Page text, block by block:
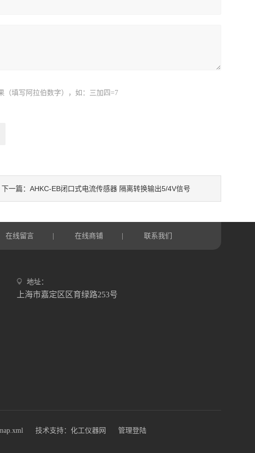
（填写阿拉伯数字），如：三加四=7
下一篇：AHKC-EB闭口式电流传感器 隔离转换输出5/4V信号
在线留言 在线商铺 联系我们
地址：
上海市嘉定区区育绿路253号
技术支持： 化工仪器网
管理登陆